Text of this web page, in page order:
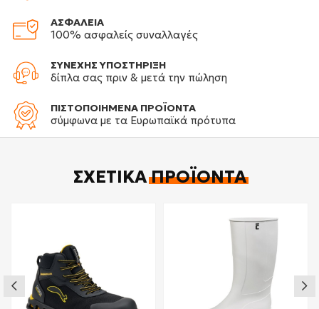
ΑΣΦΑΛΕΙΑ
100% ασφαλείς συναλλαγές
ΣΥΝΕΧΗΣ ΥΠΟΣΤΗΡΙΞΗ
δίπλα σας πριν & μετά την πώληση
ΠΙΣΤΟΠΟΙΗΜΕΝΑ ΠΡΟΪΟΝΤΑ
σύμφωνα με τα Ευρωπαϊκά πρότυπα
ΣΧΕΤΙΚΆΠΡΟΪΌΝΤΑ